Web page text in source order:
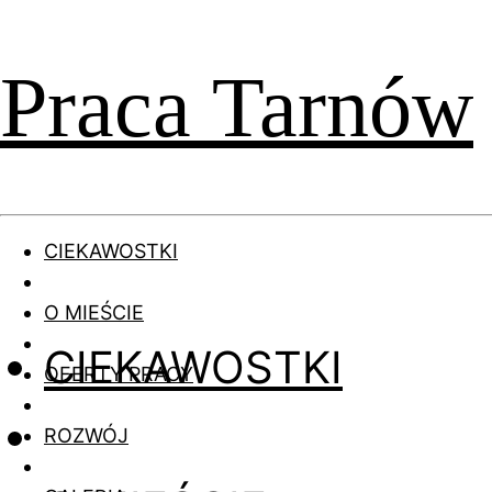
Praca Tarnów
CIEKAWOSTKI
O MIEŚCIE
OFERTY PRACY
ROZWÓJ
CIEKAWOSTKI